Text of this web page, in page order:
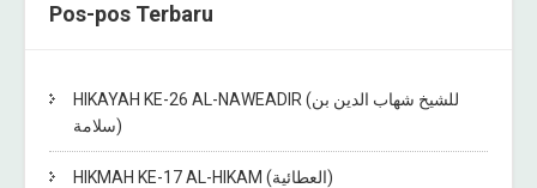
Pos-pos Terbaru
HIKAYAH KE-26 AL-NAWEADIR (للشيخ شهاب الدين بن
سلامة)
HIKMAH KE-17 AL-HIKAM (العطائية)